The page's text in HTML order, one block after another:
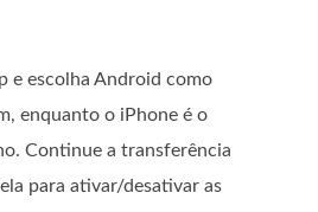
e escolha Android como
enquanto o iPhone é o
Continue a transferência
para ativar/desativar as